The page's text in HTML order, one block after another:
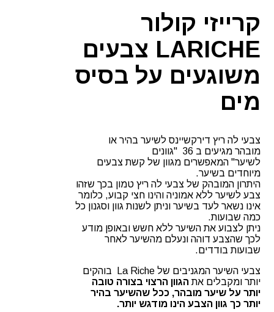
בסיס
מים
קרייזי קולור
LARICHE צבעים
משוגעים על בסיס
מים
צבעי לה ריץ דירקשיינס לשיער בהיר או
מובהר מגיעים ב 36 "גוונים
לשיער" המאפשרים מגוון של קשת צבעים
מיוחדים בשיער.
היתרון המובהק של צבעי לה ריץ טמון בכך שזהו
צבע לשיער ללא אמוניה והינו חצי קבוע, כלומר
אינו נשאר לעד בשיער וניתן לשנות גוון וסגנון כל
כמה שבועות.
ניתן לצבוע את השיער ללא חשש ובאופן מודע
לכך שהצבע דוהה ונעלם מהשיער לאחר
שבועות בודדים.
צבעי השיער המגניבים של La Riche בוהקים
יותר ומקבלים אתהגוון הרצוי בצורה טובה
יותר על שיער מובהר, ככל שהשיער בהיר
יותר כך גוון הצבע הינו מודגש יותר.